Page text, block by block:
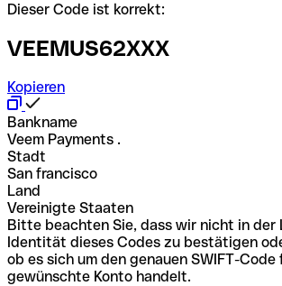
Dieser Code ist korrekt:
VEEMUS62XXX
Kopieren
Bankname
Veem Payments .
Stadt
San francisco
Land
Vereinigte Staaten
Bitte beachten Sie, dass wir nicht in der
Identität dieses Codes zu bestätigen
ob es sich um den genauen SWIFT-Code
gewünschte Konto handelt.